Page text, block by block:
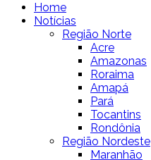
Home
Notícias
Região Norte
Acre
Amazonas
Roraima
Amapá
Pará
Tocantins
Rondônia
Região Nordeste
Maranhão